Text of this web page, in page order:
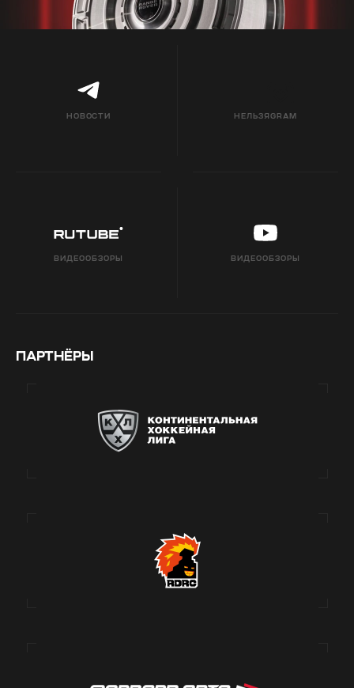
НОВОСТИ НЕЛЬЗЯGRAM
ВИДЕООБЗОРЫ ВИДЕООБЗОРЫ
ПАРТНЁРЫ